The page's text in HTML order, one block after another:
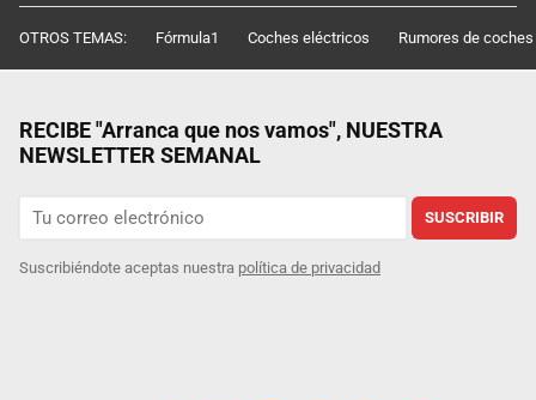
OTROS TEMAS: Fórmula1 Coches eléctricos Rumores de coches
RECIBE "Arranca que nos vamos", NUESTRA
NEWSLETTER SEMANAL
SUSCRIBIR
Suscribiéndote aceptas nuestra política de privacidad